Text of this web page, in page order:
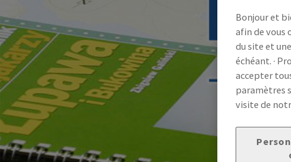
Bonjour et
afin de vous
du site et
échéant. ·
accepter
paramètres
visite de